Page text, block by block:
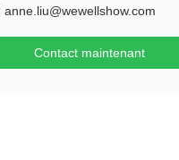
anne.liu@wewellshow.com
Contact maintenant